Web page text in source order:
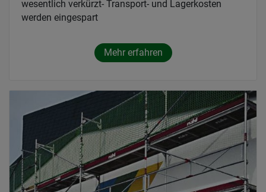
wesentlich verkürzt- Transport- und Lagerkosten
werden eingespart
Mehr erfahren